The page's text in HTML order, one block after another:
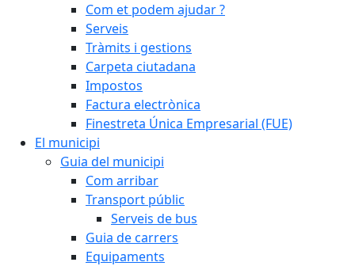
Com et podem ajudar ?
Serveis
Tràmits i gestions
Carpeta ciutadana
Impostos
Factura electrònica
Finestreta Única Empresarial (FUE)
El municipi
Guia del municipi
Com arribar
Transport públic
Serveis de bus
Guia de carrers
Equipaments